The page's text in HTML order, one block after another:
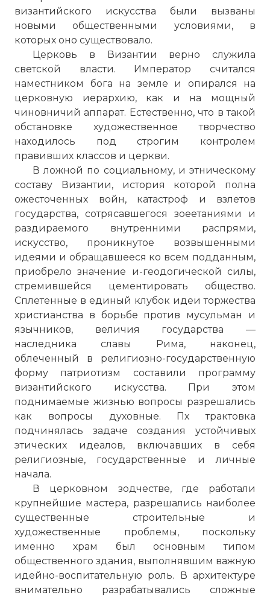
византийского искусства были вызваны
новыми общественными условиями, в
которых оно существовало.
Церковь в Византии верно служила
светской власти. Император считался
наместником бога на земле и опирался на
церковную иерархию, как и на мощный
чиновничий аппарат. Естественно, что в такой
обстановке художественное творчество
находилось под строгим контролем
правивших классов и церкви.
В ложной по социальному, и этническому
составу Византии, история которой полна
ожесточенных войн, катастроф и взлетов
государства, сотрясавшегося зоеетаниями и
раздираемого внутренними распрями,
искусство, проникнутое возвышенными
идеями и обращавшееся ко всем подданным,
приобрело значение и-геодогической силы,
стремившейся цементировать общество.
Сплетенные в единый клубок идеи торжества
христианства в борьбе против мусульман и
язычников, величия государства —
наследника славы Рима, наконец,
облеченный в религиозно-государственную
форму патриотизм составили программу
византийского искусства. При этом
поднимаемые жизнью вопросы разрешались
как вопросы духовные. Пх трактовка
подчинялась задаче создания устойчивых
этических идеалов, включавших в себя
религиозные, государственные и личные
начала.
В церковном зодчестве, где работали
крупнейшие мастера, разрешались наиболее
существенные строительные и
художественные проблемы, поскольку
именно храм был основным типом
общественного здания, выполнявшим важную
идейно-воспитательную роль. В архитектуре
внимательно разрабатывались сложные